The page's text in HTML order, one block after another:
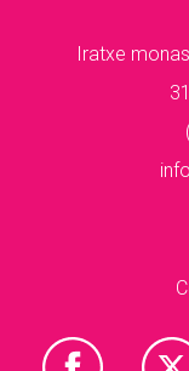
Iratxe